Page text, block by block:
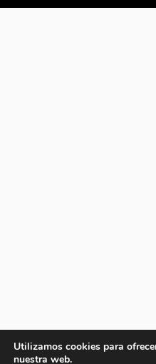
Utilizamos cookies para
nuestra web.